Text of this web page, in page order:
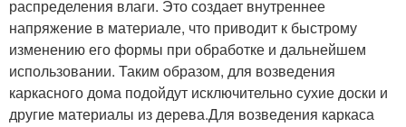
распределения влаги. Это создает внутреннее
напряжение в материале, что приводит к быстрому
изменению его формы при обработке и дальнейшем
использовании. Таким образом, для возведения
каркасного дома подойдут исключительно сухие доски и
другие материалы из дерева.Для возведения каркаса